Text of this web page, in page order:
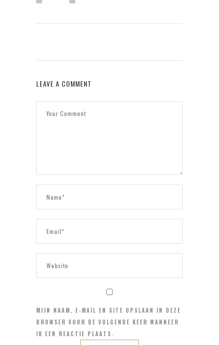
LEAVE A COMMENT
MIJN NAAM, E-MAIL EN SITE OPSLAAN IN DEZE
BROWSER VOOR DE VOLGENDE KEER WANNEER
IK EEN REACTIE PLAATS.